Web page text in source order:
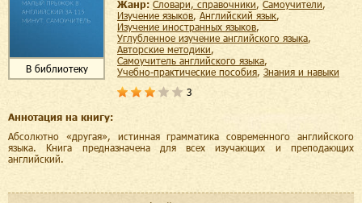
В библиотеку
Жанр:
словари, справочники, самоучители,
изучение языков, английский язык,
изучение иностранных языков,
углубленное изучение английского языка,
авторские методики,
самоучитель английского языка,
учебно-практические пособия,
знания и навыки
3
Аннотация на книгу:
Абсолютно «другая», истинная грамматика современного английского
языка. Книга предназначена для всех изучающих и преподающих
английский.